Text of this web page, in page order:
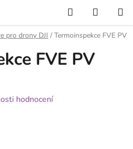
Hledat
KOŠÍK
pro drony DJI / Termoinspekce FVE PV
FVE PV
hodnocení